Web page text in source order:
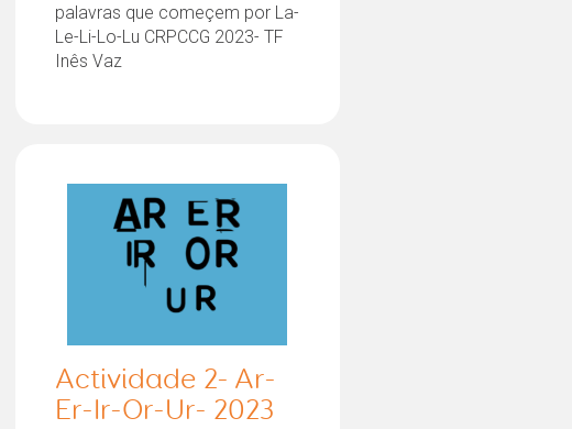
palavras que começem por La-
Le-Li-Lo-Lu CRPCCG 2023- TF
Inês Vaz
Actividade 2- Ar-
Er-Ir-Or-Ur- 2023